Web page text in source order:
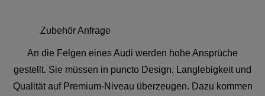
Zubehör Anfrage
An die Felgen eines Audi werden hohe Ansprüche
gestellt. Sie müssen in puncto Design, Langlebigkeit und
Qualität auf Premium-Niveau überzeugen. Dazu kommen